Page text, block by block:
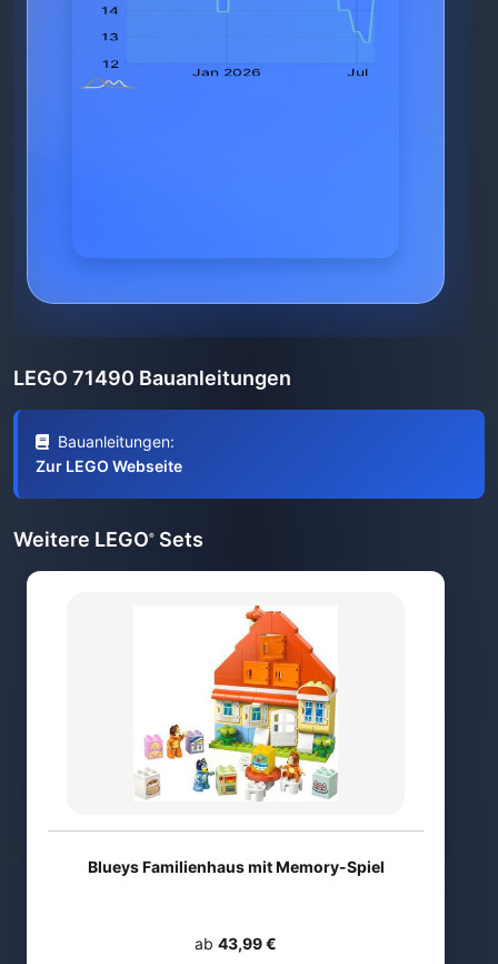
LEGO 71490 Bauanleitungen
Bauanleitungen:
Zur LEGO Webseite
Weitere LEGO® Sets
Blueys Familienhaus mit Memory-Spiel
ab 43,99 €